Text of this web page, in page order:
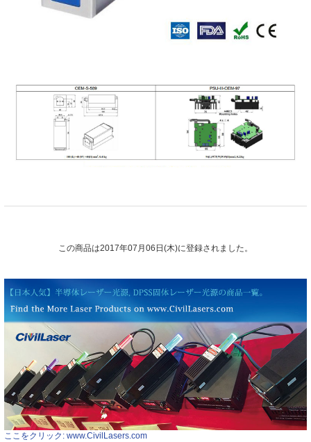
この商品は2017年07月06日(木)に登録されました。
ここをクリック: www.CivilLasers.com